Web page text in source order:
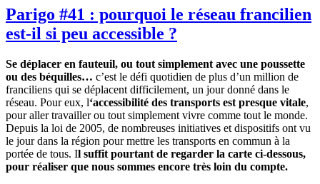
Parigo #41 : pourquoi le réseau francilien
est-il si peu accessible ?
Se déplacer en fauteuil, ou tout simplement avec une poussette
ou des béquilles… c’est le défi quotidien de plus d’un million de
franciliens qui se déplacent difficilement, un jour donné dans le
réseau. Pour eux, l‘accessibilité des transports est presque vitale,
pour aller travailler ou tout simplement vivre comme tout le monde.
Depuis la loi de 2005, de nombreuses initiatives et dispositifs ont vu
le jour dans la région pour mettre les transports en commun à la
portée de tous. Il suffit pourtant de regarder la carte ci-dessous,
pour réaliser que nous sommes encore très loin du compte.